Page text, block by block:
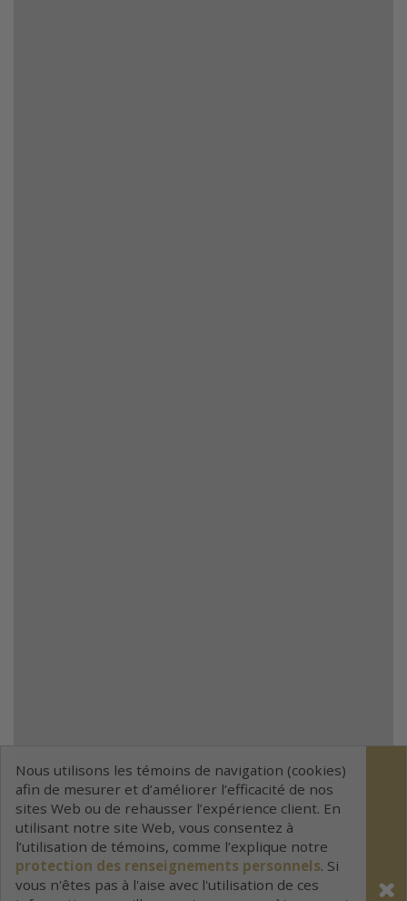
Nous utilisons les témoins de navigation (cookies)
afin de mesurer et d’améliorer l’efficacité de nos
sites Web ou de rehausser l’expérience client. En
utilisant notre site Web, vous consentez à
l’utilisation de témoins, comme l’explique notre
protection des renseignements personnels. Si
vous n'êtes pas à l'aise avec l'utilisation de ces